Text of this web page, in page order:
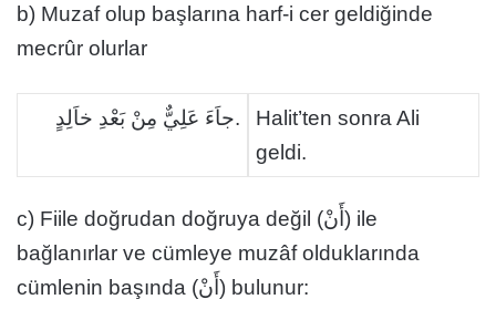
b) Muzaf olup başlarına harf-i cer geldiğinde
mecrûr olurlar
جاَءَ عَلِيٌّ مِنْ بَعْدِ خاَلِدٍ.
Halit’ten sonra Ali
geldi.
c) Fiile doğrudan doğruya değil (أَنْ) ile
bağlanırlar ve cümleye muzâf olduklarında
cümlenin başında (أَنْ) bulunur: